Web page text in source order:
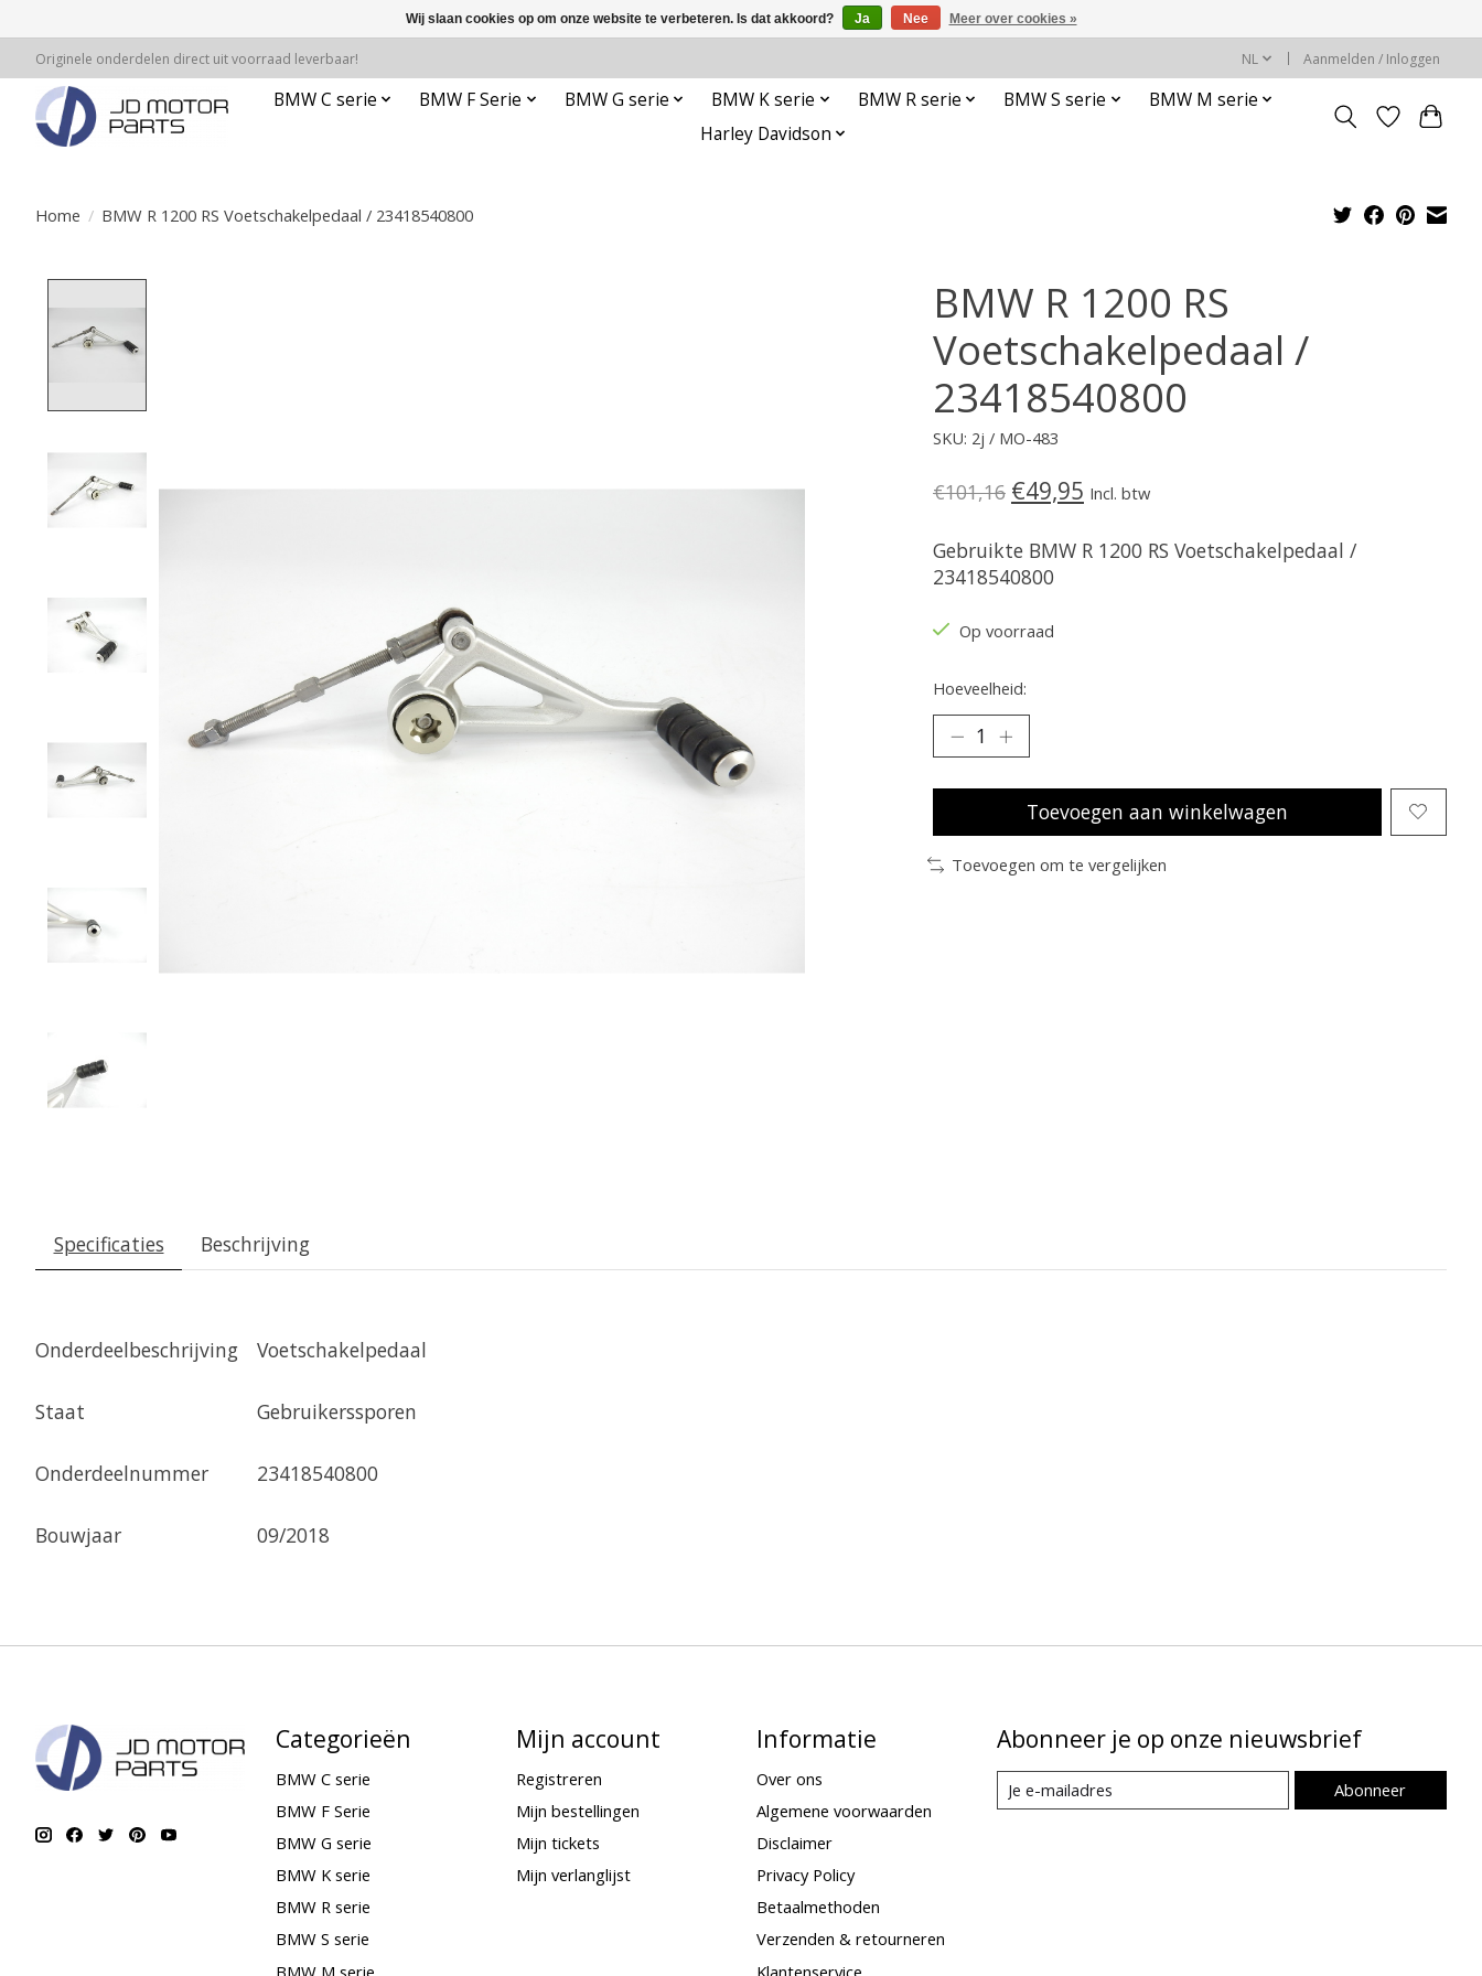
Originele onderdelen direct uit voorraad leverbaar! NL Aanmelden / Inloggen
BMW C serie BMW F Serie BMW G serie BMW K serie BMW R serie BMW S serie
BMW M serie
Harley Davidson
Home / BMW R 1200 RS Voetschakelpedaal / 23418540800
BMW R 1200 RS
Voetschakelpedaal /
23418540800
SKU: 2j / MO-483
€101,16 €49,95 Incl. btw
Gebruikte BMW R 1200 RS Voetschakelpedaal /
23418540800
Op voorraad
Hoeveelheid:
Toevoegen aan winkelwagen
Toevoegen om te vergelijken
Specificaties Beschrijving
Onderdeelbeschrijving Voetschakelpedaal
Staat Gebruikerssporen
Onderdeelnummer 23418540800
Bouwjaar 09/2018
Categorieën
BMW C serie
BMW F Serie
BMW G serie
BMW K serie
BMW R serie
BMW S serie
BMW M serie
Mijn account
Registreren
Mijn bestellingen
Mijn tickets
Mijn verlanglijst
Informatie
Over ons
Algemene voorwaarden
Disclaimer
Privacy Policy
Betaalmethoden
Verzenden & retourneren
Klantenservice
Abonneer je op onze nieuwsbrief
Abonneer
Wij slaan cookies op om onze website te verbeteren. Is dat akkoord? Ja Nee Meer over cookies »